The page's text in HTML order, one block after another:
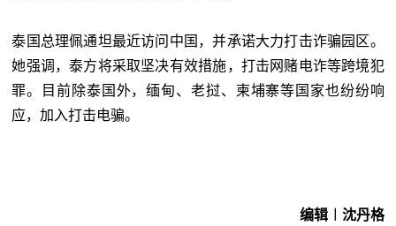
泰国总理佩通坦最近访问中国，并承诺大力打击诈骗园区。
她强调，泰方将采取坚决有效措施，打击网赌电诈等跨境犯
罪。目前除泰国外，缅甸、老挝、柬埔寨等国家也纷纷响
应，加入打击电骗。
编辑︱沈丹格